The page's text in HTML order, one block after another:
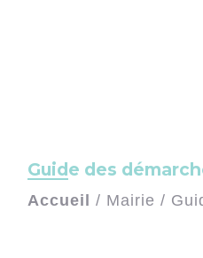
Guide des
Accueil / Mairie /